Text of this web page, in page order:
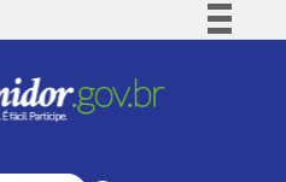
Comunica BR